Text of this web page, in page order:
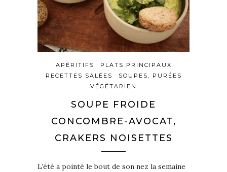
APÉRITIFS
PLATS PRINCIPAUX
RECETTES SALÉES
SOUPES, PURÉES
VÉGÉTARIEN
SOUPE FROIDE
CONCOMBRE-AVOCAT,
CRAKERS NOISETTES
L’été a pointé le bout de son nez la semaine